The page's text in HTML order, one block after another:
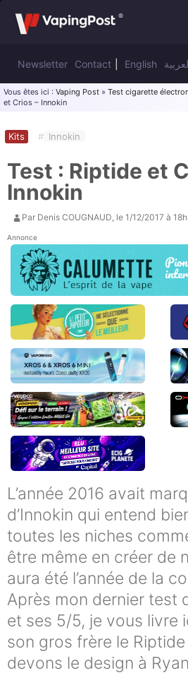
Newsletter Contact English
Vous êtes ici : Vaping Post » Test cigarette
et Crios – Innokin
Test : Riptide et
Innokin
Kits # Innokin
Par Denis COUGNAUD, le 1/12/2017 à
Annonce
L’année 2016 avait
d’Innokin qui entend
toutes les niches
être même en créer de
aura été l’année de la
Après mon dernier test
et ses 5/5, je vous livre
son gros frère le Riptide
devons le design à